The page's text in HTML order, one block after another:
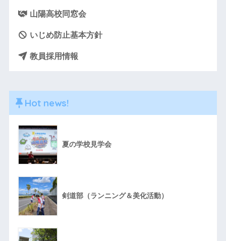
山陽高校同窓会
いじめ防止基本方針
教員採用情報
Hot news!
夏の学校見学会
剣道部（ランニング＆美化活動）